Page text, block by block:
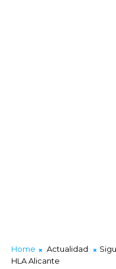
Home Actualidad
HLA Alicante